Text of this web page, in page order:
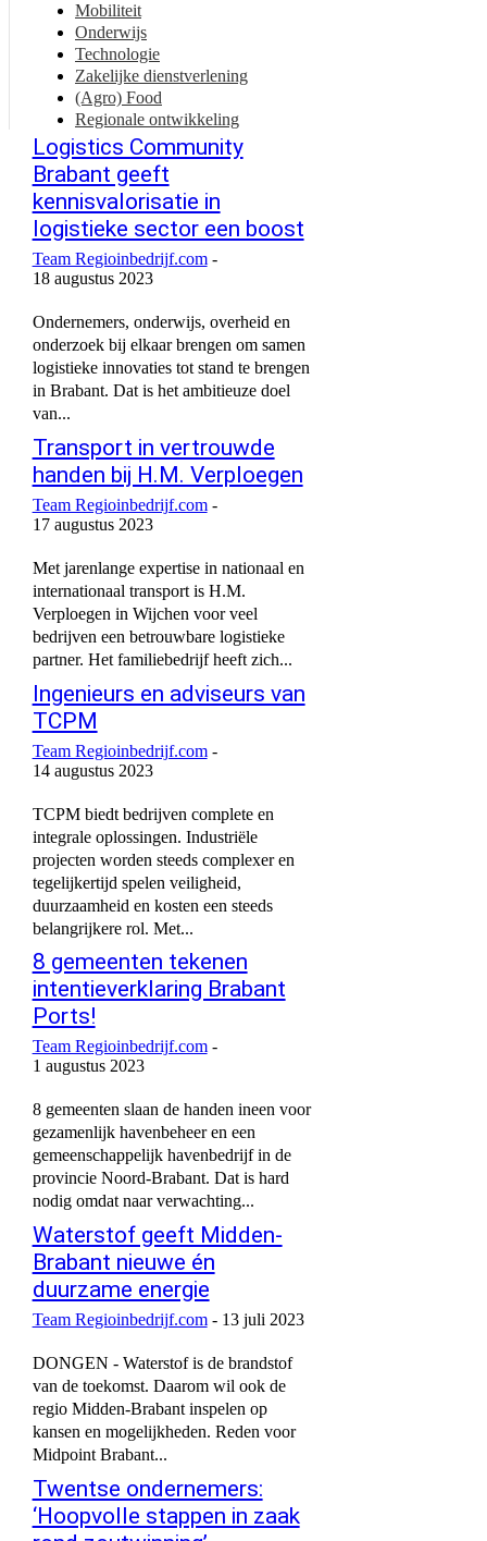
Mobiliteit
Onderwijs
Technologie
Zakelijke dienstverlening
(Agro) Food
Regionale ontwikkeling
Logistics Community
Brabant geeft
kennisvalorisatie in
logistieke sector een boost
Team Regioinbedrijf.com -
18 augustus 2023
Ondernemers, onderwijs, overheid en
onderzoek bij elkaar brengen om samen
logistieke innovaties tot stand te brengen
in Brabant. Dat is het ambitieuze doel
van...
Transport in vertrouwde
handen bij H.M. Verploegen
Team Regioinbedrijf.com -
17 augustus 2023
Met jarenlange expertise in nationaal en
internationaal transport is H.M.
Verploegen in Wijchen voor veel
bedrijven een betrouwbare logistieke
partner. Het familiebedrijf heeft zich...
Ingenieurs en adviseurs van
TCPM
Team Regioinbedrijf.com -
14 augustus 2023
TCPM biedt bedrijven complete en
integrale oplossingen. Industriële
projecten worden steeds complexer en
tegelijkertijd spelen veiligheid,
duurzaamheid en kosten een steeds
belangrijkere rol. Met...
8 gemeenten tekenen
intentieverklaring Brabant
Ports!
Team Regioinbedrijf.com -
1 augustus 2023
8 gemeenten slaan de handen ineen voor
gezamenlijk havenbeheer en een
gemeenschappelijk havenbedrijf in de
provincie Noord-Brabant. Dat is hard
nodig omdat naar verwachting...
Waterstof geeft Midden-
Brabant nieuwe én
duurzame energie
Team Regioinbedrijf.com - 13 juli 2023
DONGEN - Waterstof is de brandstof
van de toekomst. Daarom wil ook de
regio Midden-Brabant inspelen op
kansen en mogelijkheden. Reden voor
Midpoint Brabant...
Twentse ondernemers:
‘Hoopvolle stappen in zaak